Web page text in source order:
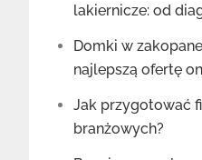
lakiernicze: od
Domki w
najlepszą ofertę
Jak przygotować
branżowych?